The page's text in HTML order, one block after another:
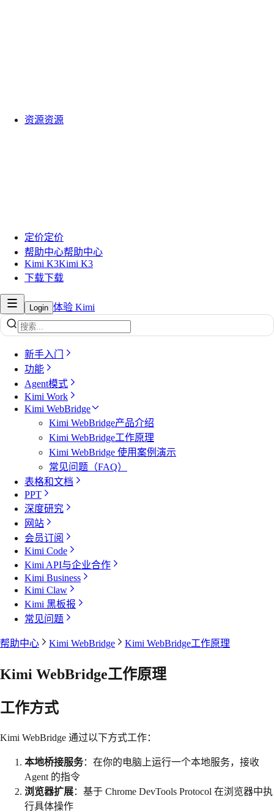
资源资源
定价定价
帮助中心帮助中心
Kimi K3Kimi K3
下载下载
Login 体验 Kimi
新手入门
功能
Agent模式
Kimi Work
Kimi WebBridge
Kimi WebBridge产品介绍
Kimi WebBridge工作原理
Kimi WebBridge 使用案例演示
常见问题（FAQ）
表格和文档
PPT
深度研究
网站
会员订阅
Kimi Code
Kimi API与企业合作
Kimi Business
Kimi Claw
Kimi 黑板报
常见问题
帮助中心 Kimi WebBridge Kimi WebBridge工作原理
Kimi WebBridge工作原理
工作方式
Kimi WebBridge 通过以下方式工作：
本地桥接服务：在你的电脑上运行一个本地服务，接收
Agent 的指令
浏览器扩展：基于 Chrome DevTools Protocol 在浏览器中执
行具体操作